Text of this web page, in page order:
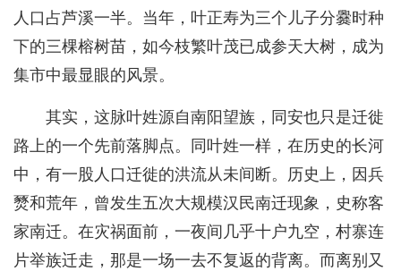
人口占芦溪一半。当年，叶正寿为三个儿子分爨时种
下的三棵榕树苗，如今枝繁叶茂已成参天大树，成为
集市中最显眼的风景。
其实，这脉叶姓源自南阳望族，同安也只是迁徙
路上的一个先前落脚点。同叶姓一样，在历史的长河
中，有一股人口迁徙的洪流从未间断。历史上，因兵
燹和荒年，曾发生五次大规模汉民南迁现象，史称客
家南迁。在灾祸面前，一夜间几乎十户九空，村寨连
片举族迁走，那是一场一去不复返的背离。而离别又